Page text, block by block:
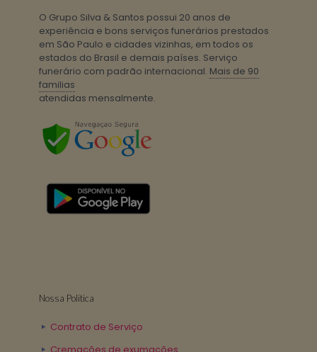
O Grupo Silva & Santos possui 20 anos de
experiência e bons serviços funerários prestados
em São Paulo e cidades vizinhas, em todos os
estados do Brasil e demais países. Serviço
funerário com padrão internacional. Mais de 90
familias
atendidas mensalmente.
Nossa Politica
Contrato de Serviço